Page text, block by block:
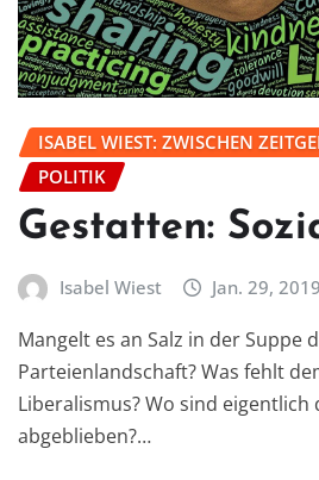
ISABEL WIEST: ZWISCHEN
POLITIK
Gestatten:
Isabel Wiest Jan. 29, 2019
Mangelt es an Salz in der Suppe
Parteienlandschaft? Was fehlt
Liberalismus? Wo sind eigentlich
abgeblieben?…